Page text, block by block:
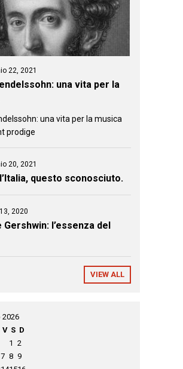
22, 2021
una vita per la
una vita per la musica
prodige
20, 2021
questo sconosciuto.
2020
Gershwin: l’essenza del
VIEW ALL
V S D
1 2
7 8 9